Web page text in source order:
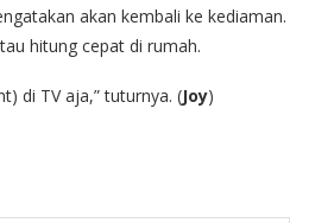
akan kembali ke kediaman.
hitung cepat di rumah.
di TV aja,” tuturnya. (Joy)